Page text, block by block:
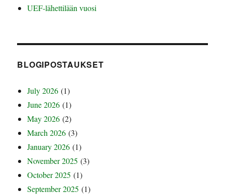
UEF-lähettilään vuosi
BLOGIPOSTAUKSET
July 2026 (1)
June 2026 (1)
May 2026 (2)
March 2026 (3)
January 2026 (1)
November 2025 (3)
October 2025 (1)
September 2025 (1)